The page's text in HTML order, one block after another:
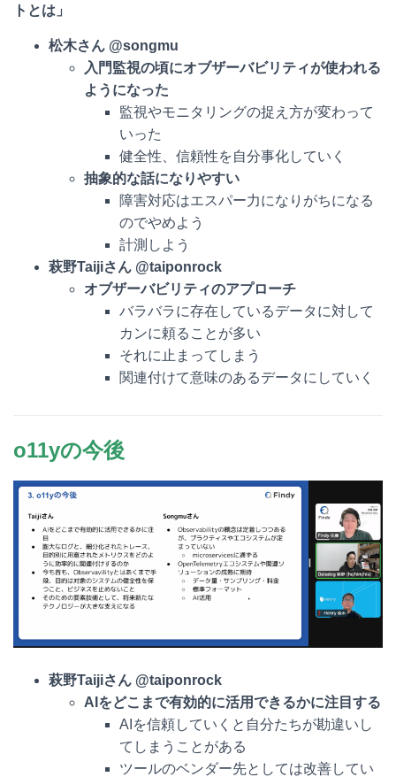
トとは」
松木さん @songmu
入門監視の頃にオブザーバビリティが使われる
ようになった
監視やモニタリングの捉え方が変わって
いった
健全性、信頼性を自分事化していく
抽象的な話になりやすい
障害対応はエスパー力になりがちになる
のでやめよう
計測しよう
萩野Taijiさん @taiponrock
オブザーバビリティのアプローチ
バラバラに存在しているデータに対して
カンに頼ることが多い
それに止まってしまう
関連付けて意味のあるデータにしていく
o11yの今後
萩野Taijiさん @taiponrock
AIをどこまで有効的に活用できるかに注目する
AIを信頼していくと自分たちが勘違いし
てしまうことがある
ツールのベンダー先としては改善してい